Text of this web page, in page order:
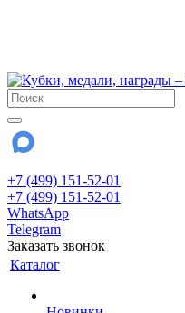
+7 (499) 151-52-01
+7 (499) 151-52-01
WhatsApp
Telegram
Заказать звонок
Каталог